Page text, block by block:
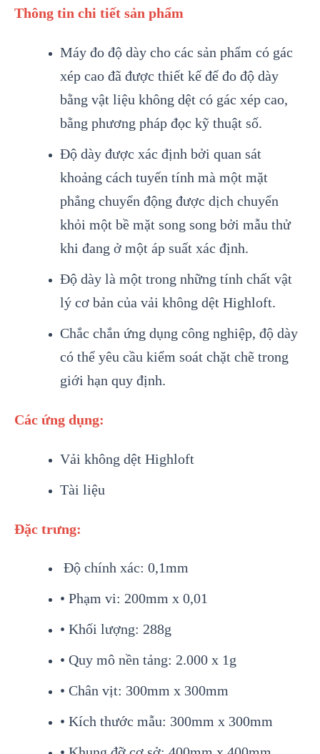
Thông tin chi tiết sản phẩm
Máy đo độ dày cho các sản phẩm có gác
xép cao đã được thiết kế để đo độ dày
bằng vật liệu không dệt có gác xép cao,
bằng phương pháp đọc kỹ thuật số.
Độ dày được xác định bởi quan sát
khoảng cách tuyến tính mà một mặt
phẳng chuyển động được dịch chuyển
khỏi một bề mặt song song bởi mẫu thử
khi đang ở một áp suất xác định.
Độ dày là một trong những tính chất vật
lý cơ bản của vải không dệt Highloft.
Chắc chắn ứng dụng công nghiệp, độ dày
có thể yêu cầu kiểm soát chặt chẽ trong
giới hạn quy định.
Các ứng dụng:
Vải không dệt Highloft
Tài liệu
Đặc trưng:
Độ chính xác: 0,1mm
• Phạm vi: 200mm x 0,01
• Khối lượng: 288g
• Quy mô nền tảng: 2.000 x 1g
• Chân vịt: 300mm x 300mm
• Kích thước mẫu: 300mm x 300mm